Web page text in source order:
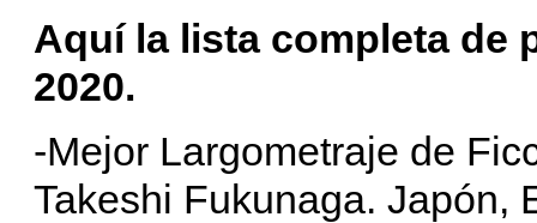
Aquí la lista completa de
2020.
-Mejor Largometraje de
Takeshi Fukunaga. Japón,